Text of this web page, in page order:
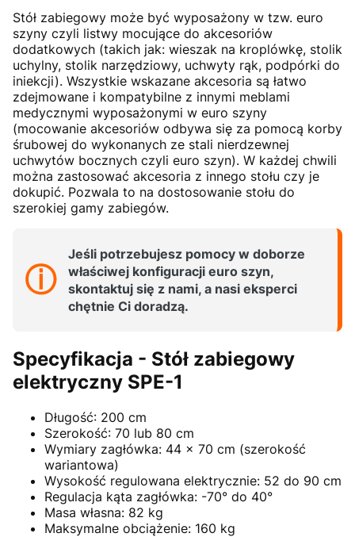
Stół zabiegowy może być wyposażony w tzw. euro
szyny czyli listwy mocujące do akcesoriów
dodatkowych (takich jak: wieszak na kroplówkę, stolik
uchylny, stolik narzędziowy, uchwyty rąk, podpórki do
iniekcji). Wszystkie wskazane akcesoria są łatwo
zdejmowane i kompatybilne z innymi meblami
medycznymi wyposażonymi w euro szyny
(mocowanie akcesoriów odbywa się za pomocą korby
śrubowej do wykonanych ze stali nierdzewnej
uchwytów bocznych czyli euro szyn). W każdej chwili
można zastosować akcesoria z innego stołu czy je
dokupić. Pozwala to na dostosowanie stołu do
szerokiej gamy zabiegów.
Jeśli potrzebujesz pomocy w doborze
właściwej konfiguracji euro szyn,
skontaktuj się z nami, a nasi eksperci
chętnie Ci doradzą.
Specyfikacja - Stół zabiegowy
elektryczny SPE-1
Długość: 200 cm
Szerokość: 70 lub 80 cm
Wymiary zagłówka: 44 x 70 cm (szerokość
wariantowa)
Wysokość regulowana elektrycznie: 52 do 90 cm
Regulacja kąta zagłówka: -70° do 40°
Masa własna: 82 kg
Maksymalne obciążenie: 160 kg